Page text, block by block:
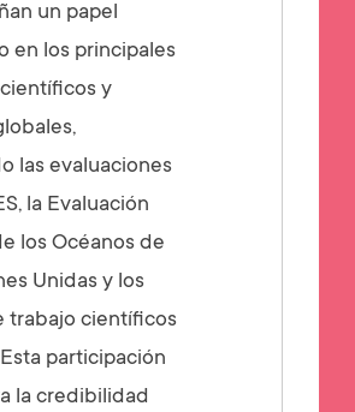
un papel
en los principales
y
las evaluaciones
la Evaluación
los Océanos de
Unidas y los
trabajo científicos
participación
la credibilidad